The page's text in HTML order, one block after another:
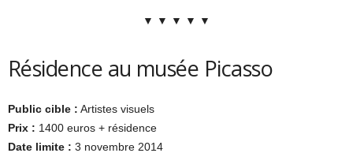
▼ ▼ ▼ ▼ ▼
Résidence au musée Picasso
Public cible : Artistes visuels
Prix : 1400 euros + résidence
Date limite : 3 novembre 2014